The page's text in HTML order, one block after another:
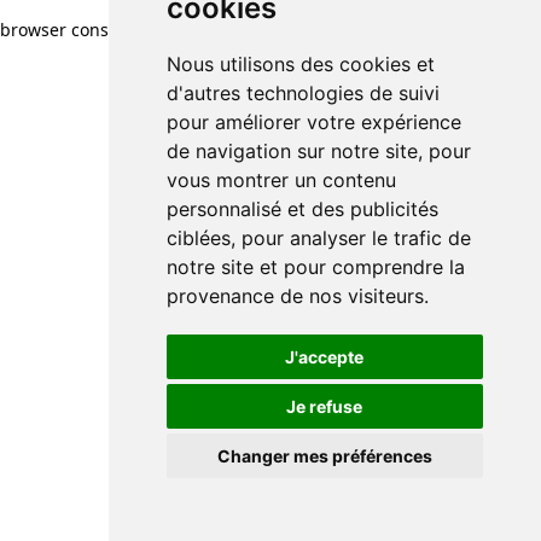
cookies
Nous utilisons des cookies et
d'autres technologies de suivi
pour améliorer votre expérience
de navigation sur notre site, pour
vous montrer un contenu
personnalisé et des publicités
ciblées, pour analyser le trafic de
notre site et pour comprendre la
provenance de nos visiteurs.
J'accepte
Je refuse
Changer mes préférences
browser console for more information)